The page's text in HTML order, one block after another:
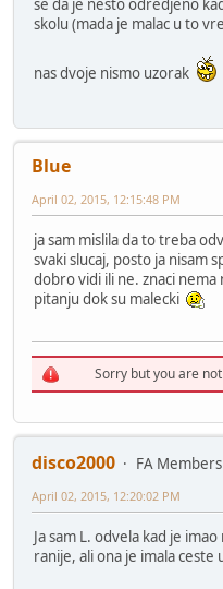
skolu (mada je malac u to
nas dvoje nismo uzorak
Blue
April 02, 2015, 12:15:48 PM
ja sam mislila da to treba
svaki slucaj, posto ja nisam
dobro vidi ili ne. znaci
pitanju dok su malecki
Sorry but you are
disco2000
FA Members
April 02, 2015, 12:20:02 PM
Ja sam L. odvela kad je
ranije, ali ona je imala